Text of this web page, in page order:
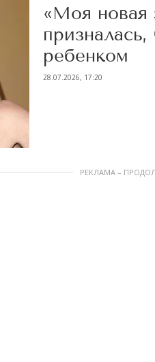
«Моя новая
ребенком
28.07.2026, 17:20
РЕКЛАМА –